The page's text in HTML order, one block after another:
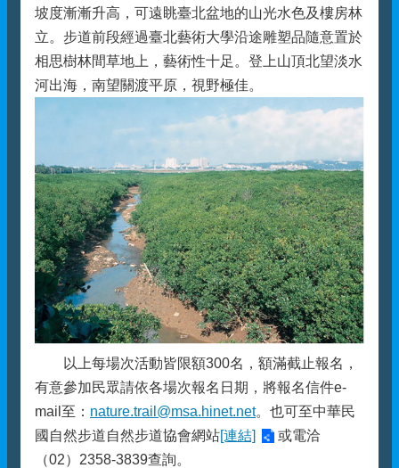
坡度漸漸升高，可遠眺臺北盆地的山光水色及樓房林
立。步道前段經過臺北藝術大學沿途雕塑品隨意置於
相思樹林間草地上，藝術性十足。登上山頂北望淡水
河出海，南望關渡平原，視野極佳。
以上每場次活動皆限額300名，額滿截止報名，
有意參加民眾請依各場次報名日期，將報名信件e-
mail至： nature.trail@msa.hinet.net。也可至中華民
國自然步道自然步道協會網站[連結]
或電洽
（02）2358-3839查詢。